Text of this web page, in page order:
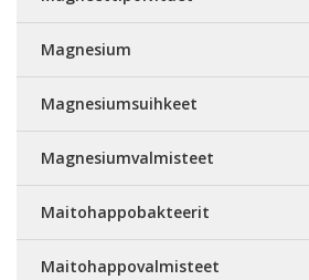
Magnesium
Magnesiumsuihkeet
Magnesiumvalmisteet
Maitohappobakteerit
Maitohappovalmisteet